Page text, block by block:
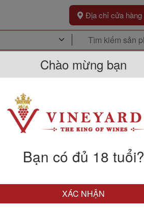
Địa chỉ cửa hàng
Sự Kiện
Chào mừng bạn
Bạn có đủ 18 tuổi?
XÁC NHẬN